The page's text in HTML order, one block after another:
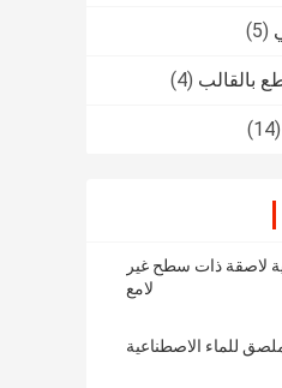
(5)
بالقالب (4)
(14)
لاصقة ذات سطح غير
لامع
للماء الاصطناعية